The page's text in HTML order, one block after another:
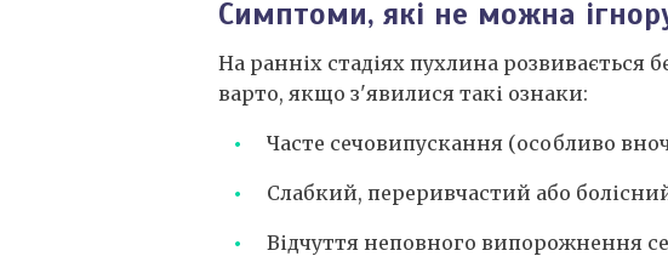
Симптоми, які не можна
На ранніх стадіях пухлина
варто, якщо з'явилися такі ознаки:
Часте сечовипускання (особливо
Слабкий, переривчастий або
Відчуття неповного випорожнення